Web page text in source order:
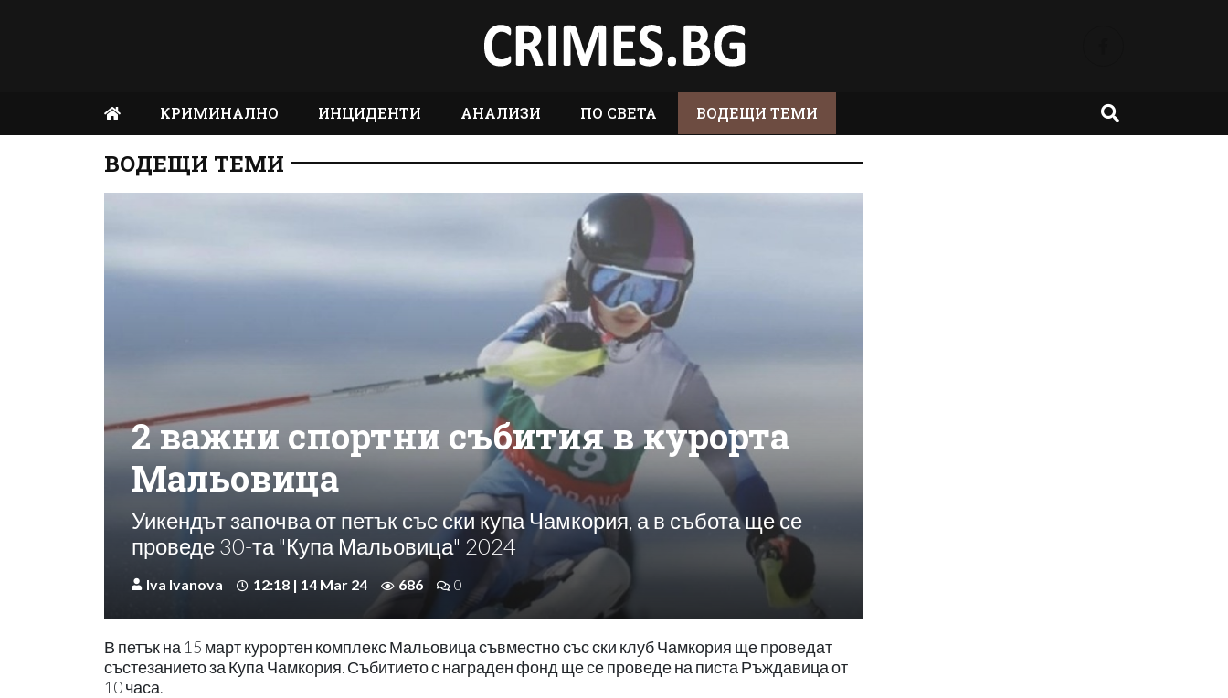
КРИМИНАЛНО ИНЦИДЕНТИ АНАЛИЗИ ПО СВЕТА ВОДЕЩИ ТЕМИ
ВОДЕЩИ ТЕМИ
2 важни спортни събития в курорта
Мальовица
Уикендът започва от петък със ски купа Чамкория, а в събота ще се
проведе 30-та "Купа Мальовица" 2024
Iva Ivanova 12:18 | 14 Mar 24 686 0
В петък на 15 март курортен комплекс Мальовица съвместно със ски клуб Чамкория ще проведат
състезанието за Купа Чамкория. Събитието с награден фонд ще се проведе на писта Ръждавица от
10 часа.